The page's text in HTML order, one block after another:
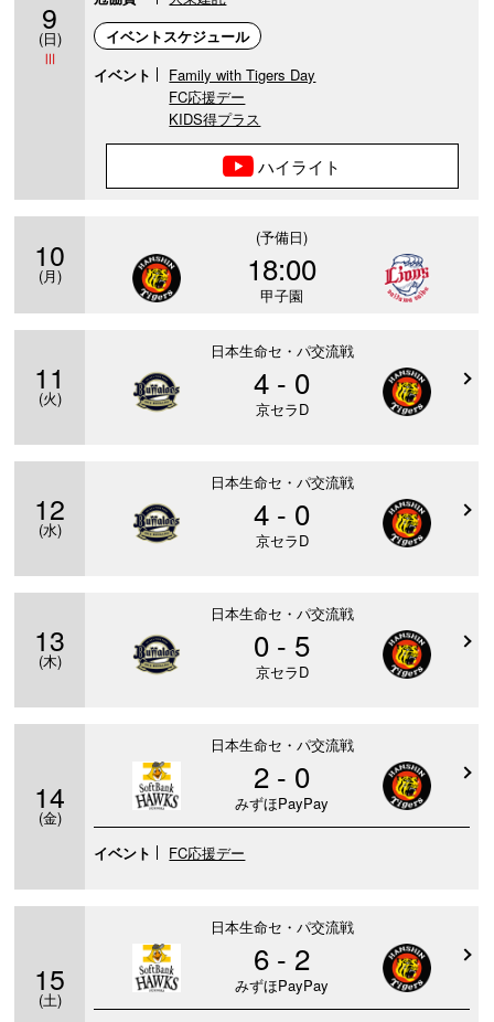
9
(日)
Ⅲ
イベントスケジュール
イベント
Family with Tigers Day
FC応援デー
KIDS得プラス
ハイライト
10
(月)
(予備日)
18:00
甲子園
11
(火)
日本生命セ・パ交流戦
4 - 0
京セラD
12
(水)
日本生命セ・パ交流戦
4 - 0
京セラD
13
(木)
日本生命セ・パ交流戦
0 - 5
京セラD
14
(金)
日本生命セ・パ交流戦
2 - 0
みずほPayPay
イベント FC応援デー
15
(土)
日本生命セ・パ交流戦
6 - 2
みずほPayPay